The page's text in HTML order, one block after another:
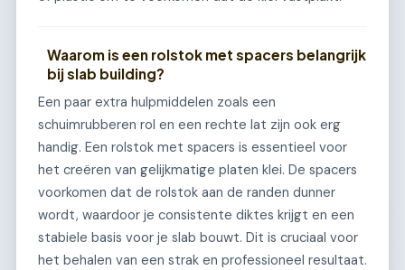
Waarom is een rolstok met spacers belangrijk
bij slab building?
Een paar extra hulpmiddelen zoals een
schuimrubberen rol en een rechte lat zijn ook erg
handig. Een rolstok met spacers is essentieel voor
het creëren van gelijkmatige platen klei. De spacers
voorkomen dat de rolstok aan de randen dunner
wordt, waardoor je consistente diktes krijgt en een
stabiele basis voor je slab bouwt. Dit is cruciaal voor
het behalen van een strak en professioneel resultaat.